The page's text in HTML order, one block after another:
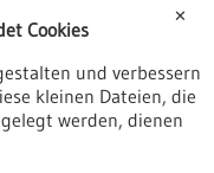
✕
Cookies
und verbessern
kleinen Dateien, die
werden, dienen